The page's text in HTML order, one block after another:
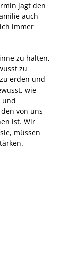
jagt den
auch
immer
zu halten,
zu
erden und
wie
und
von uns
ist. Wir
müssen